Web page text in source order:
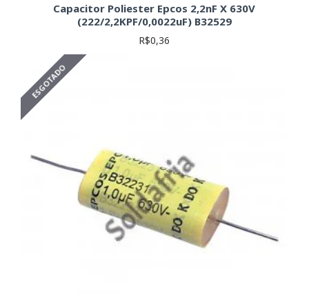
Capacitor Poliester Epcos 2,2nF X 630V
(222/2,2KPF/0,0022uF) B32529
R$0,36
ESGOTADO